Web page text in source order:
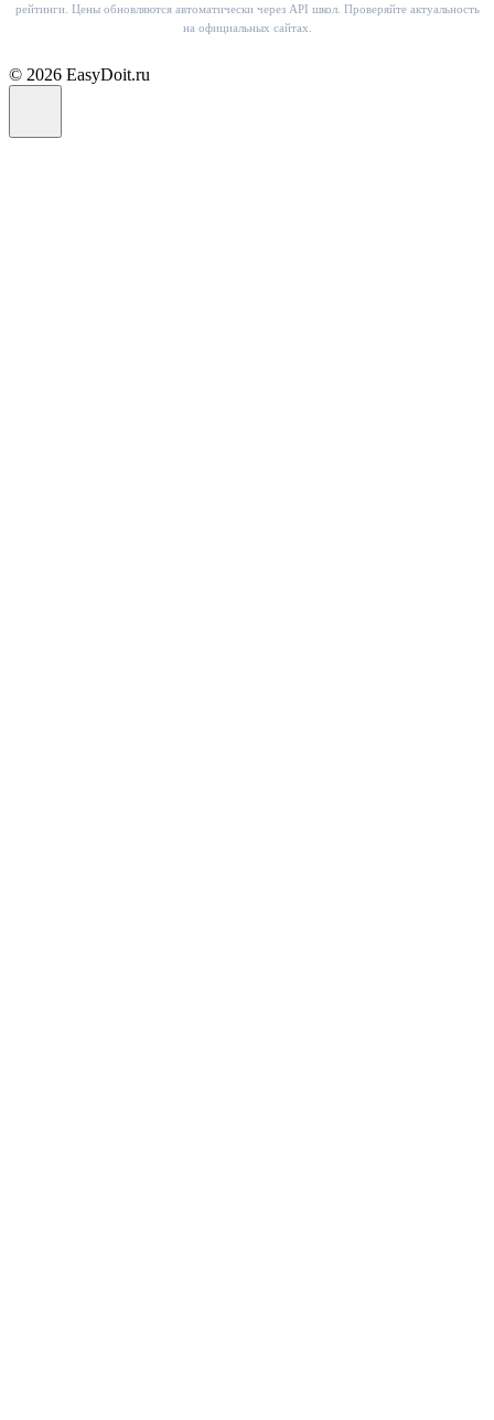
рейтинги. Цены обновляются автоматически через API школ. Проверяйте актуальность
на официальных сайтах.
© 2026 EasyDoit.ru